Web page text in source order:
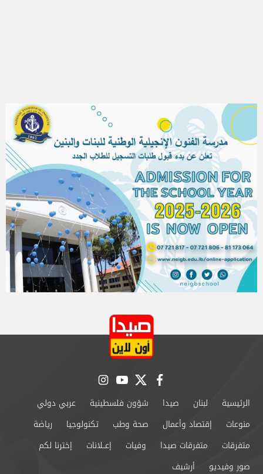
facebook
twitter
youtube
instagram
الرئيسية لبنان صيدا شؤون فلسطينية
عربي دولي
منوعات
إقتصاد وأعمال صحة وطب تكنولوجيا
رياضة
متفرقات
متفرقات صيدا وفيات إعــلانات
إخترنا لكم
صور وفيديو
أرشيف